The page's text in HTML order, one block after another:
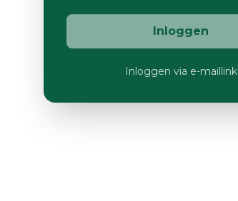
Inloggen
Inloggen via e-maillink